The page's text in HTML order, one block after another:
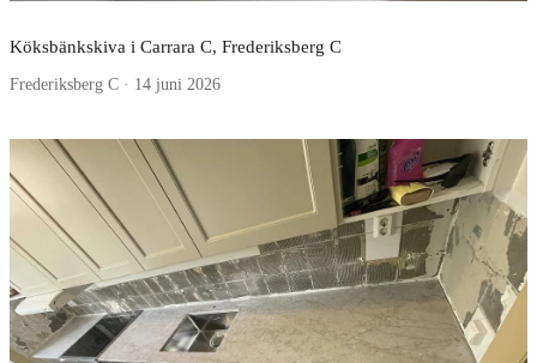
Köksbänkskiva i Carrara C, Frederiksberg C
Frederiksberg C · 14 juni 2026